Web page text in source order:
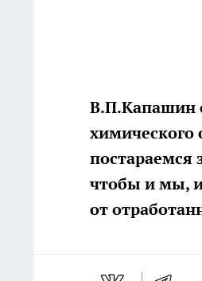
В.П.Капашин
химического
чтобы и мы,
от